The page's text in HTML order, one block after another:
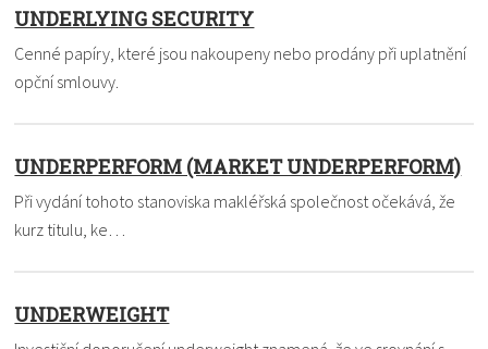
UNDERLYING SECURITY
Cenné papíry, které jsou nakoupeny nebo prodány při uplatnění
opční smlouvy.
UNDERPERFORM (MARKET UNDERPERFORM)
Při vydání tohoto stanoviska makléřská společnost očekává, že
kurz titulu, ke…
UNDERWEIGHT